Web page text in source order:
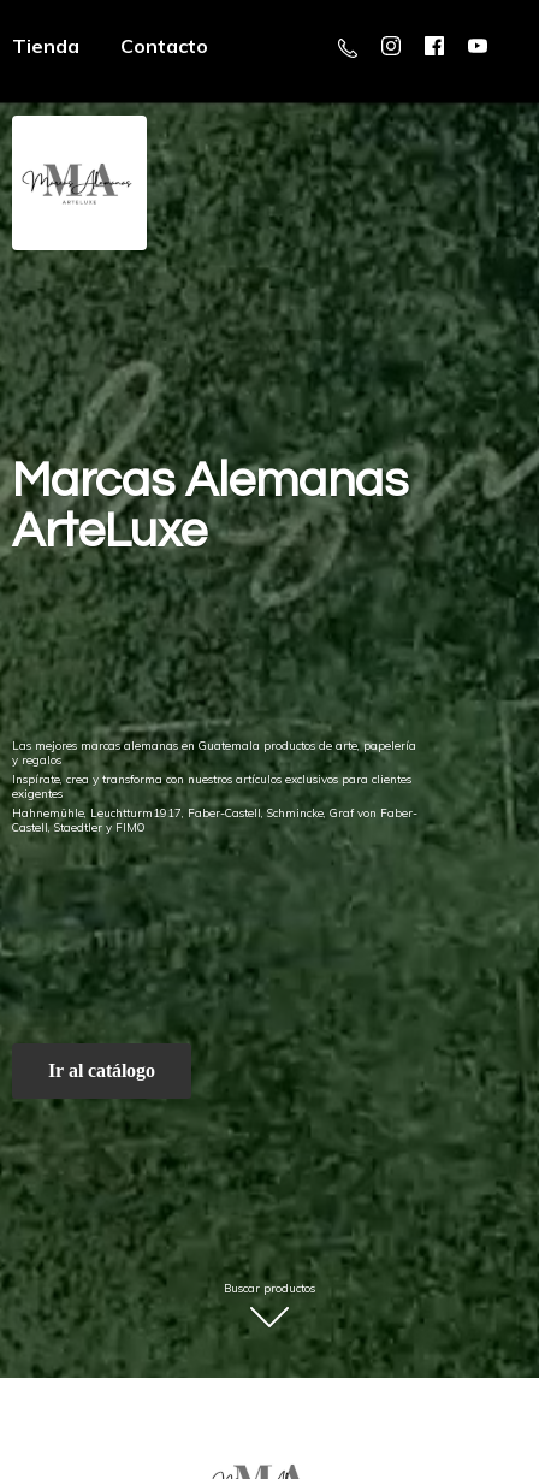
Tienda Contacto
MarcasAlemanas
ArteLuxe
Las mejores marcas alemanas en Guatemala productos de arte, papelería
y regalos
Inspírate, crea y transforma con nuestros artículos exclusivos para clientes
exigentes
Hahnemühle, Leuchtturm1917, Faber-Castell, Schmincke, Graf von Faber-
Castell, Staedtler y FIMO
Ir al catálogo
Buscar productos